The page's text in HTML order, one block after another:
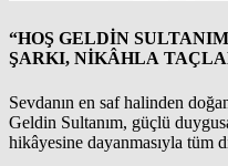
“HOŞ GELDİN
ŞARKI, NİKÂHLA
Sevdanın en saf halinden
Geldin Sultanım, güçlü
hikâyesine dayanmasıyla tüm